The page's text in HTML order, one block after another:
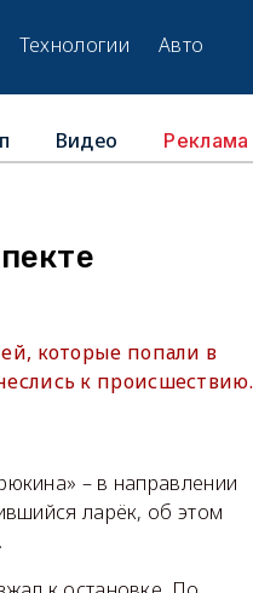
Технологии Авто
Видео Реклама
которые попали в
к происшествию.
– в направлении
ларёк, об этом